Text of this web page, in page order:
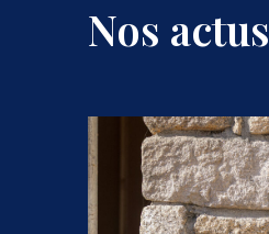
Nos actus